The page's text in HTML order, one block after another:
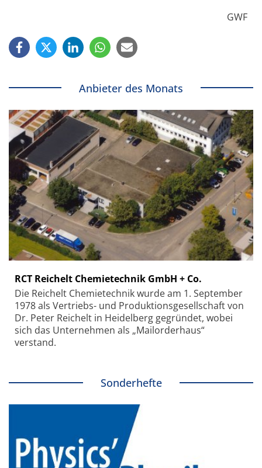
GWF
Anbieter des Monats
RCT Reichelt Chemietechnik GmbH + Co.
Die Reichelt Chemietechnik wurde am 1. September
1978 als Vertriebs- und Produktionsgesellschaft von
Dr. Peter Reichelt in Heidelberg gegründet, wobei
sich das Unternehmen als „Mailorderhaus“
verstand.
Sonderhefte